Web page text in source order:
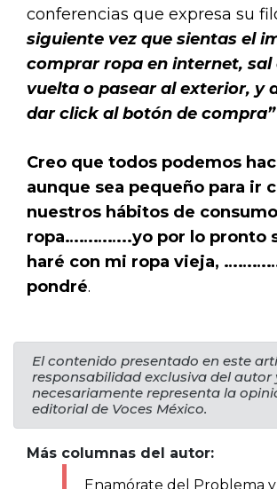
conferencias que expresa su
siguiente vez que sientas el
comprar ropa en internet, sal
vuelta o pasear al exterior, y
dar click al botón de compra”
Creo que todos podemos
aunque sea pequeño para ir
nuestros hábitos de
ropa…………..yo por lo pronto
haré con mi ropa vieja,
pondré.
El contenido presentado en este
responsabilidad exclusiva del autor
necesariamente representa la
editorial de Voces México.
Más columnas del autor:
Enamórate del Problema